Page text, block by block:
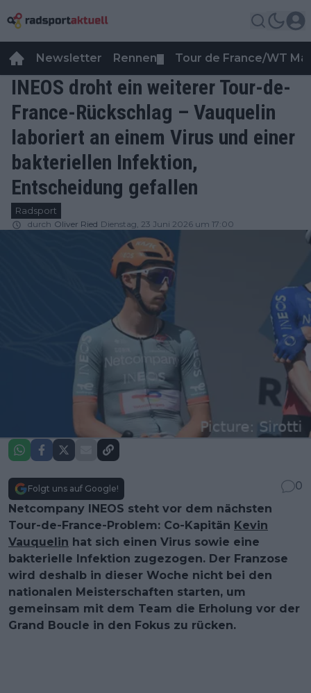
Newsletter Rennen Tour de France/WT
INEOS droht ein weiterer Tour-de-
France-Rückschlag – Vauquelin
laboriert an einem Virus und einer
bakteriellen Infektion,
Entscheidung gefallen
Radsport
durch Oliver Ried Dienstag, 23 Juni 2026 um 17:00
Folgt uns auf Google!
0
Netcompany INEOS steht vor dem nächsten
Tour-de-France-Problem: Co-Kapitän Kevin
Vauquelin hat sich einen Virus sowie eine
bakterielle Infektion zugezogen. Der Franzose
wird deshalb in dieser Woche nicht bei den
nationalen Meisterschaften starten, um
gemeinsam mit dem Team die Erholung vor der
Grand Boucle in den Fokus zu rücken.